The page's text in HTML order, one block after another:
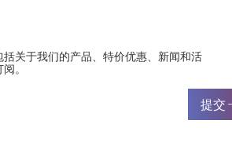
关于我们的产品、特价优惠、新闻和活
。
提交